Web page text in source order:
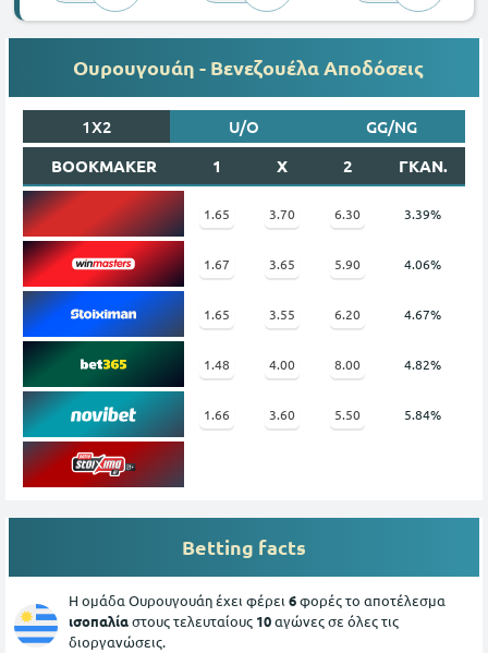
Ουρουγουάη - Βενεζουέλα Αποδόσεις
1X2 U/O
GG/NG
BOOKMAKER
1 X 2 ΓΚΑΝ.
1.65 3.70 6.30 3.39%
1.67 3.65 5.90 4.06%
1.65 3.55 6.20 4.67%
1.48 4.00 8.00 4.82%
1.66 3.60 5.50 5.84%
Betting facts
Η ομάδα Ουρουγουάη έχει φέρει 6φορές το αποτέλεσμα
ισοπαλίαστους τελευταίους 10αγώνες σε όλες τις
διοργανώσεις.